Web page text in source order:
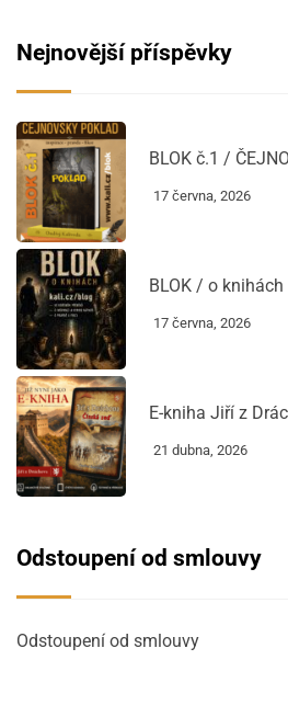
Nejnovější příspěvky
BLOK č.1 /
17 června, 2026
BLOK / o
17 června, 2026
E-kniha Jiří z
21 dubna, 2026
Odstoupení od smlouvy
Odstoupení od smlouvy